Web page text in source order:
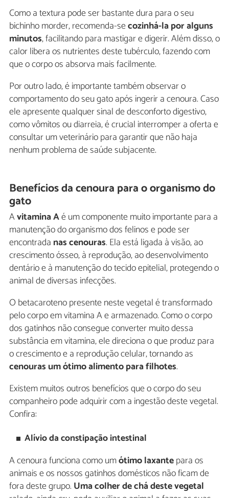
Como a textura pode ser bastante dura para o seu
bichinho morder, recomenda-secozinhá-la por alguns
minutos, facilitando para mastigar e digerir. Além disso, o
calor libera os nutrientes deste tubérculo, fazendo com
que o corpo os absorva mais facilmente.
Por outro lado, é importante também observar o
comportamento do seu gato após ingerir a cenoura. Caso
ele apresente qualquer sinal de desconforto digestivo,
como vômitos ou diarreia, é crucial interromper a oferta e
consultar um veterinário para garantir que não haja
nenhum problema de saúde subjacente.
Benefícios da cenoura para o organismo do
gato
Avitamina Aé um componente muito importante para a
manutenção do organismo dos felinos e pode ser
encontrada nas cenouras. Ela está ligada à visão, ao
crescimento ósseo, à reprodução, ao desenvolvimento
dentário e à manutenção do tecido epitelial, protegendo o
animal de diversas infecções.
O betacaroteno presente neste vegetal é transformado
pelo corpo em vitamina A e armazenado. Como o corpo
dos gatinhos não consegue converter muito dessa
substância em vitamina, ele direciona o que produz para
o crescimento e a reprodução celular, tornando as
cenouras um ótimo alimento para filhotes.
Existem muitos outros benefícios que o corpo do seu
companheiro pode adquirir com a ingestão deste vegetal.
Confira:
Alívio da constipação intestinal
A cenoura funciona como umótimo laxantepara os
animais e os nossos gatinhos domésticos não ficam de
fora deste grupo. Uma colher de chá deste vegetal